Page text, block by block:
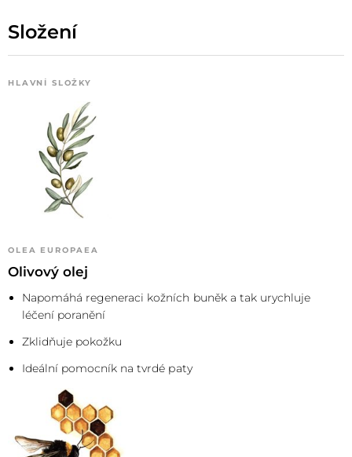
Složení
HLAVNÍ SLOŽKY
OLEA EUROPAEA
Olivový olej
Napomáhá regeneraci kožních buněk a tak urychluje
léčení poranění
Zklidňuje pokožku
Ideální pomocník na tvrdé paty